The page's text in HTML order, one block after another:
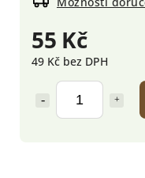
55 Kč
49 Kč bez DPH